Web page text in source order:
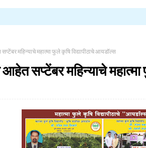
महिन्याचे महात्मा फुले कृषि विद्यापीठाचे आयडॉल्स
सप्टेंबर महिन्याचे महात्मा